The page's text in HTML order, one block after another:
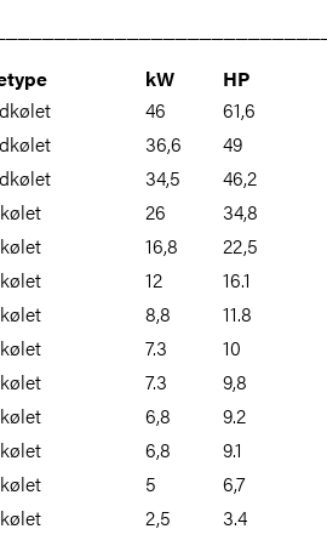
kW
HP
46
61,6
36,6
49
34,5
46,2
26
34,8
16,8
22,5
12
16.1
8,8
11.8
7.3
10
7.3
9,8
6,8
9.2
6,8
9.1
5
6,7
2,5 3.4